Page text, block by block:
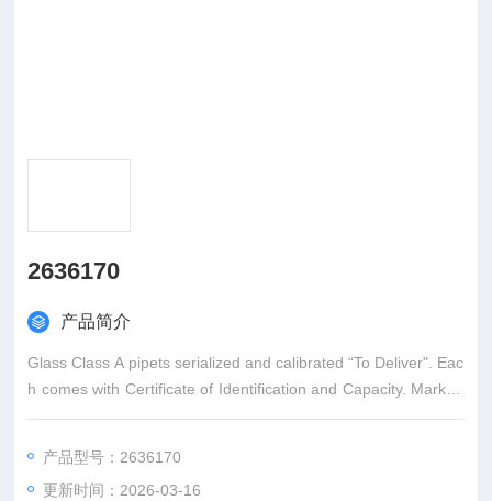
2636170
产品简介
Glass Class A pipets serialized and calibrated “To Deliver". Eac
h comes with Certificate of Identification and Capacity. Marked
with an “A" to designate compliance to ASTM E969.
产品型号：2636170
更新时间：2026-03-16